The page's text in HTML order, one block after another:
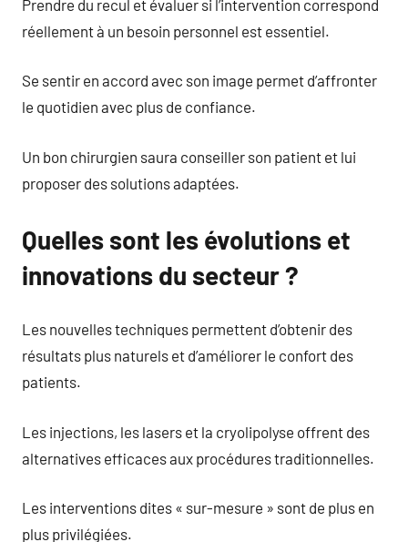
Prendre du recul et évaluer si l’intervention correspond
réellement à un besoin personnel est essentiel.
Se sentir en accord avec son image permet d’affronter
le quotidien avec plus de confiance.
Un bon chirurgien saura conseiller son patient et lui
proposer des solutions adaptées.
Quelles sont les évolutions et
innovations du secteur ?
Les nouvelles techniques permettent d’obtenir des
résultats plus naturels et d’améliorer le confort des
patients.
Les injections, les lasers et la cryolipolyse offrent des
alternatives efficaces aux procédures traditionnelles.
Les interventions dites « sur-mesure » sont de plus en
plus privilégiées.